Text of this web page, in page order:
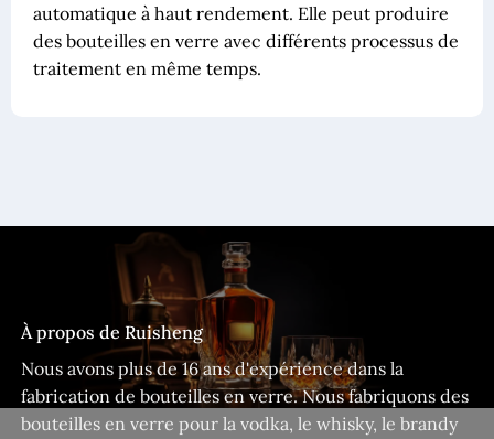
automatique à haut rendement. Elle peut produire
des bouteilles en verre avec différents processus de
traitement en même temps.
À propos de Ruisheng
Nous avons plus de 16 ans d'expérience dans la
fabrication de bouteilles en verre. Nous fabriquons des
bouteilles en verre pour la vodka, le whisky, le brandy